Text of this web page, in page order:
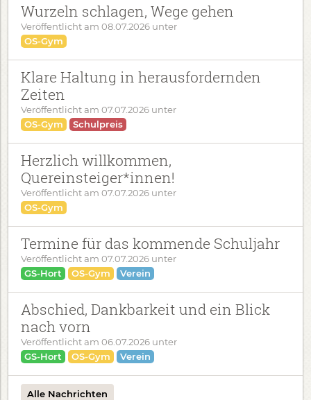
Wurzeln schlagen, Wege gehen
Veröffentlicht am 08.07.2026 unter
OS-Gym
Klare Haltung in herausfordernden
Zeiten
Veröffentlicht am 07.07.2026 unter
OS-Gym
Schulpreis
Herzlich willkommen,
Quereinsteiger*innen!
Veröffentlicht am 07.07.2026 unter
OS-Gym
Termine für das kommende Schuljahr
Veröffentlicht am 07.07.2026 unter
GS-Hort
OS-Gym Verein
Abschied, Dankbarkeit und ein Blick
nach vorn
Veröffentlicht am 06.07.2026 unter
GS-Hort
OS-Gym Verein
Alle Nachrichten